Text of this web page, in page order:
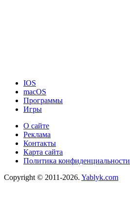
IOS
macOS
Программы
Игры
О сайте
Реклама
Контакты
Карта сайта
Политика конфиденциальности
Copyright © 2011-2026. Yablyk.сom